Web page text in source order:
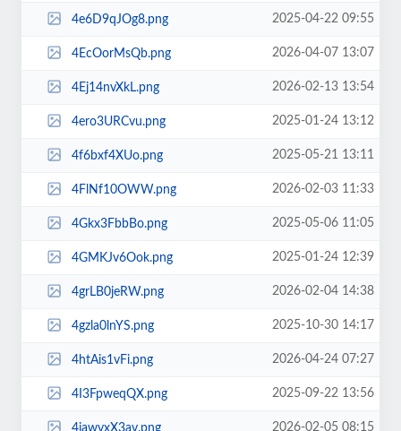
4e6D9qJOg8.png 2025-04-22 09:55
4EcOorMsQb.png 2026-04-07 13:07
4Ej14nvXkL.png 2026-02-13 13:54
4ero3URCvu.png 2025-01-24 13:12
4f6bxf4XUo.png 2025-05-21 13:11
4FlNf10OWW.png 2026-02-03 11:33
4Gkx3FbbBo.png 2025-05-06 11:05
4GMKJv6Ook.png 2025-01-24 12:39
4grLB0jeRW.png 2026-02-04 14:38
4gzla0lnYS.png 2025-10-30 14:17
4htAis1vFi.png 2026-04-24 07:27
4I3FpweqQX.png 2025-09-22 13:56
4iawvxX3av.png 2026-02-05 08:15